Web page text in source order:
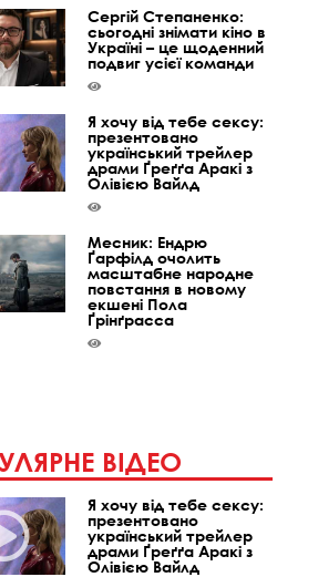
Сергій Степаненко:
сьогодні знімати кіно в
Україні – це щоденний
подвиг усієї команди
Я хочу від тебе сексу:
презентовано
український трейлер
драми Ґреґґа Аракі з
Олівією Вайлд
Месник: Ендрю
Ґарфілд очолить
масштабне народне
повстання в новому
екшені Пола
Ґрінґрасса
ВІДЕО
Я хочу від тебе сексу:
презентовано
український трейлер
драми Ґреґґа Аракі з
Олівією Вайлд